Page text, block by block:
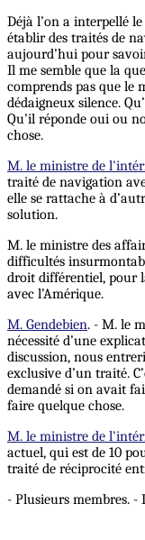
Déjà l’on a interpellé
établir des traités de
aujourd’hui pour
Il me semble que la
comprends pas que le
dédaigneux silence.
Qu’il réponde oui ou
chose.
M. le ministre de
traité de navigation
elle se rattache à
solution.
M. le ministre des
difficultés
droit différentiel, pour
avec l’Amérique.
M. Gendebien. - M. le
nécessité d’une
discussion, nous
exclusive d’un traité.
demandé si on avait
faire quelque chose.
M. le ministre de
actuel, qui est de 10
traité de réciprocité
- Plusieurs membres. -